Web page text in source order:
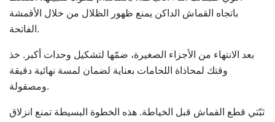
باتجاه القماش الداكن يمنع ظهور الظلال من خلال الأقمشة
الفاتحة.
بعد الانتهاء من الأجزاء الصغيرة، ضمّها لتشكيل وحدات أكبر. خذ
وقتك لمحاذاة اللحامات بعناية لضمان لمسة نهائية دقيقة
ومصقولة.
ثبّتي قطع القماش قبل الخياطة. هذه الخطوة البسيطة تمنع انزلاق